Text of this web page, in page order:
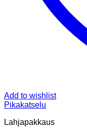
Add to wishlist
Pikakatselu
Lahjapakkaus